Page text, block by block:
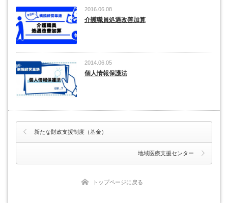
2016.06.08
介護職員処遇改善加算
2014.06.05
個人情報保護法
新たな財政支援制度（基金）
地域医療支援センター
トップページに戻る